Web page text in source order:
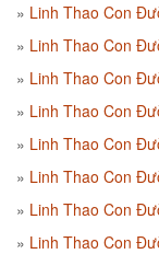
Linh Thao Con
Linh Thao Con
Linh Thao Con
Linh Thao Con
Linh Thao Con
Linh Thao Con
Linh Thao Con
Linh Thao Con